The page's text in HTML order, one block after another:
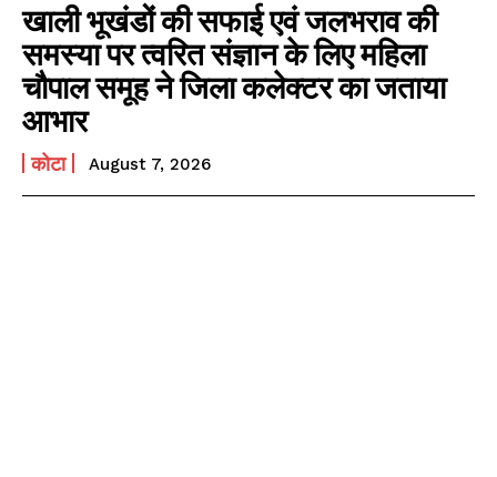
खाली भूखंडों की सफाई एवं जलभराव की
समस्या पर त्वरित संज्ञान के लिए महिला
चौपाल समूह ने जिला कलेक्टर का जताया
आभार
कोटा August 7, 2026